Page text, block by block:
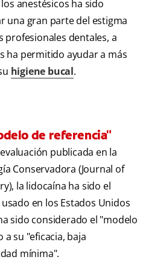
anestésicos ha sido
una gran parte del estigma
profesionales dentales, a
ha permitido ayudar a más
higiene bucal.
de referencia"
publicada en la
Conservadora (Journal of
la lidocaína ha sido el
en los Estados Unidos
sido considerado el "modelo
su "eficacia, baja
mínima".